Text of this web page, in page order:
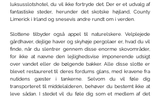
luksusslotshotel, du vil ikke fortryde det. Der er et udvalg af
fantastiske steder, herunder det skotske højland, County
Limerick i Irland og snesevis andre rundt om i verden.
Slottene tilbyder også appel til naturelskere. Velplejede
gårdhaver, dejlige haver og skyhøje pergolaer er, hvad du vil
finde, når du slentrer gennem disse enorme skovområder,
for ikke at nævne den lejlighedsvise imponerende udsigt
over vandet eller de bølgende bakker. Alle disse slotte er
blevet restaureret til deres fordums glans, med kravene fra
nutidens gæster i tankerne. Selvom du vil føle dig
transporteret til middelalderen, behøver du bestemt ikke at
leve sådan. I stedet vil du føle dig som et medlem af det